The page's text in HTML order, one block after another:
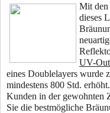
Mit den
dieses
UV-
eines Doublelayers wurde
mindestens 800 Std.
Kunden in der gewohnten
Sie die bestmögliche